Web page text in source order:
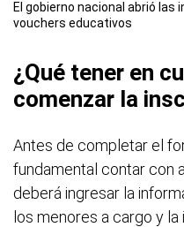
El gobierno nacional abrió
vouchers educativos
¿Qué tener en
comenzar la
Antes de completar el
fundamental contar con
deberá ingresar la
los menores a cargo y